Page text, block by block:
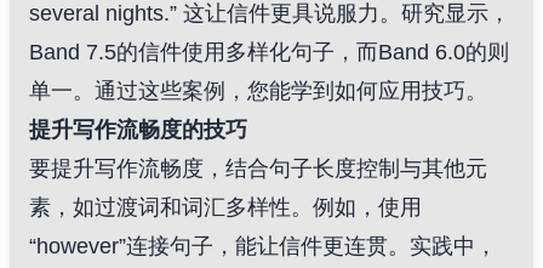
several nights.” 这让信件更具说服力。研究显示，
Band 7.5的信件使用多样化句子，而Band 6.0的则
单一。通过这些案例，您能学到如何应用技巧。
提升写作流畅度的技巧
要提升写作流畅度，结合句子长度控制与其他元
素，如过渡词和词汇多样性。例如，使用
“however”连接句子，能让信件更连贯。实践中，